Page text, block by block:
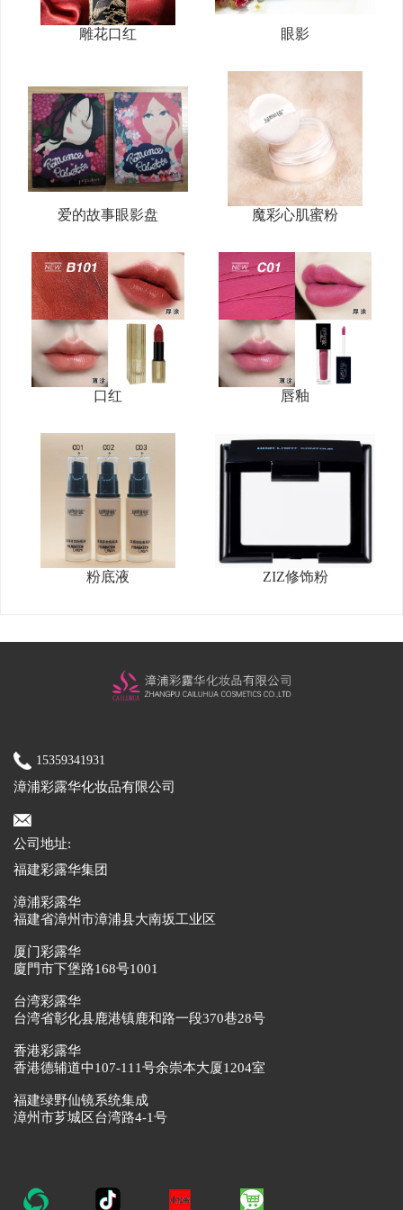
雕花口红 眼影
爱的故事眼影盘 魔彩心肌蜜粉
口红 唇釉
粉底液 ZIZ修饰粉
15359341931
漳浦彩露华化妆品有限公司
公司地址:
福建彩露华集团
漳浦彩露华
福建省漳州市漳浦县大南坂工业区
厦门彩露华
廈門市下堡路168号1001
台湾彩露华
台湾省彰化县鹿港镇鹿和路一段370巷28号
香港彩露华
香港德辅道中107-111号余崇本大厦1204室
福建绿野仙镜系统集成
漳州市芗城区台湾路4-1号